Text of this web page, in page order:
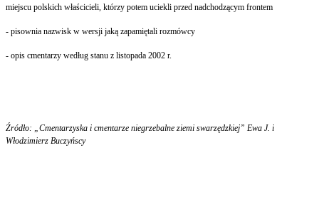
miejscu polskich właścicieli, którzy potem uciekli przed nadchodzącym frontem
- pisownia nazwisk w wersji jaką zapamiętali rozmówcy
- opis cmentarzy według stanu z listopada 2002 r.
Źródło: „Cmentarzyska i cmentarze niegrzebalne ziemi swarzędzkiej” Ewa J. i
Włodzimierz Buczyńscy